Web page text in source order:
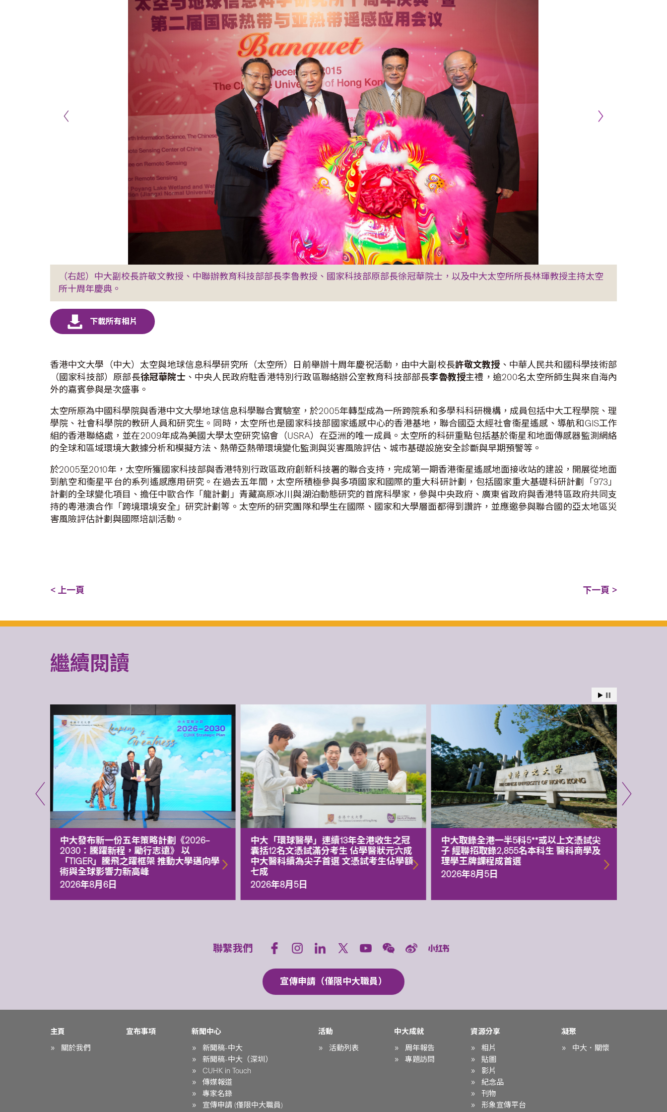
（右起）中大副校長許敬文教授、中聯辦教育科技部部長李魯教授、國家科技部原部長徐冠華院士，以及中大太空所所長林琿教授主持太空
所十周年慶典。
香港中文大學（中大）太空與地球信息科學研究所（太空所）日前舉辦十周年慶祝活動，由中大副校長許敬文教授 、中華人民共和國科學技術部
（國家科技部）原部長徐冠華院士、中央人民政府駐香港特別行政區聯絡辦公室教育科技部部長李魯教授主禮，逾200名太空所師生與來自海內
外的嘉賓參與是次盛事。
太空所原為中國科學院與香港中文大學地球信息科學聯合實驗室，於2005年轉型成為一所跨院系和多學科科研機構，成員包括中大工程學院、理
學院、社會科學院的教研人員和研究生。同時，太空所也是國家科技部國家遙感中心的香港基地，聯合國亞太經社會衞星遙感、導航和GIS工作
組的香港聯絡處，並在2009年成為美國大學太空研究協會（USRA）在亞洲的唯一成員。太空所的科研重點包括基於衞星和地面傳感器監測網絡
的全球和區域環境大數據分析和模擬方法、熱帶亞熱帶環境變化監測與災害風險評估、城市基礎設施安全診斷與早期預警等。
於2005至2010年，太空所獲國家科技部與香港特別行政區政府創新科技署的聯合支持，完成第一期香港衞星遙感地面接收站的建設，開展從地面
到航空和衞星平台的系列遙感應用研究。在過去五年間，太空所積極參與多項國家和國際的重大科研計劃，包括國家重大基礎科研計劃「973」
計劃的全球變化項目、擔任中歐合作「龍計劃」青藏高原冰川與湖泊動態研究的首席科學家，參與中央政府、廣東省政府與香港特區政府共同支
持的粵港澳合作「跨境環境安全」研究計劃等。太空所的研究團隊和學生在國際、國家和大學層面都得到讚許，並應邀參與聯合國的亞太地區災
害風險評估計劃與國際培訓活動。
< 上一頁 下一頁 >
繼續閱讀
中大發布新一份五年策略計劃《2026‒
2030：騰躍新程，勵行志遠》 以
「TIGER」騰飛之躍框架 推動大學邁向學
術與全球影響力新高峰
2026年8月6日
中大「環球醫學」連續13年全港收生之冠
囊括12名文憑試滿分考生 佔學醫狀元六成
中大醫科續為尖子首選 文憑試考生佔學額
七成
2026年8月5日
中大取錄全港一半5科5**或以上文憑試尖
子 經聯招取錄2,855名本科生 醫科商學及
理學王牌課程成首選
2026年8月5日
聯繫我們
宣傳申請（僅限中大職員）
主頁
關於我們
宣布事項
新聞中心
新聞稿-中大
新聞稿-中大（深圳）
CUHK in Touch
傳媒報道
專家名錄
宣傳申請 (僅限中大職員)
活動
活動列表
中大成就
周年報告
專題訪問
資源分享
相片
貼圖
影片
紀念品
刊物
形象宣傳平台
凝聚
中大．關懷